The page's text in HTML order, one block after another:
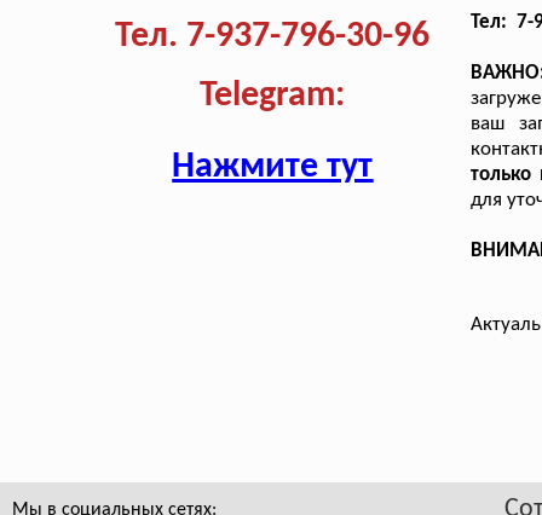
Тел. 7-937-796-30-96
Telegram:
Нажмите тут
Тел: 7-
ваш
для
Мы в социальных сетях: